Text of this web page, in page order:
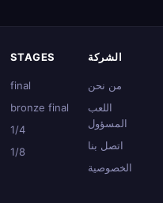
STAGES
final
bronze final
1/4
1/8
الشركة
من نحن
اللعب
المسؤول
اتصل بنا
الخصوصية